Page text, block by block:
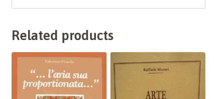
Related products